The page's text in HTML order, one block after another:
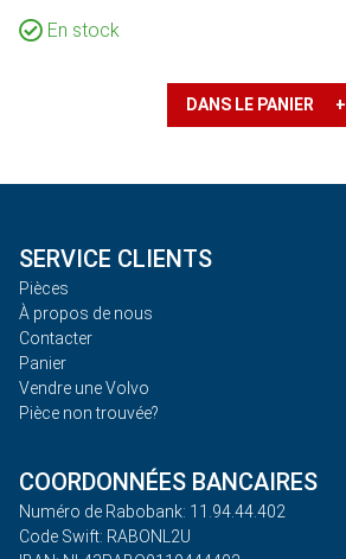
En stock
DANS LE PANIER +
SERVICE CLIENTS
Pièces
À propos de nous
Contacter
Panier
Vendre une Volvo
Pièce non trouvée?
COORDONNÉES BANCAIRES
Numéro de Rabobank: 11.94.44.402
Code Swift: RABONL2U